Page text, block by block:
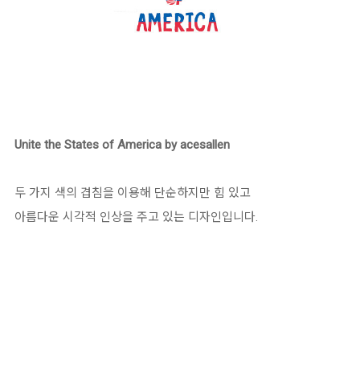
Unite the States of America by acesallen
두 가지 색의 겹침을 이용해 단순하지만 힘 있고
아름다운 시각적 인상을 주고 있는 디자인입니다.